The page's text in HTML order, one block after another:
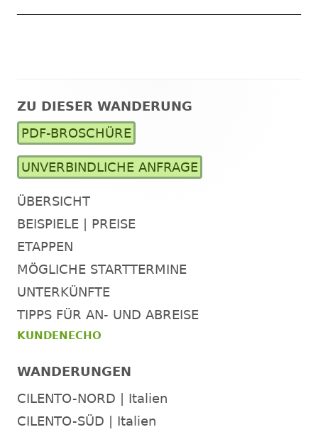
Haupt-
Seitenleiste
ZU DIESER WANDERUNG
PDF-BROSCHÜRE
UNVERBINDLICHE ANFRAGE
ÜBERSICHT
BEISPIELE | PREISE
ETAPPEN
MÖGLICHE STARTTERMINE
UNTERKÜNFTE
TIPPS FÜR AN- UND ABREISE
KUNDENECHO
WANDERUNGEN
CILENTO-NORD | Italien
CILENTO-SÜD | Italien